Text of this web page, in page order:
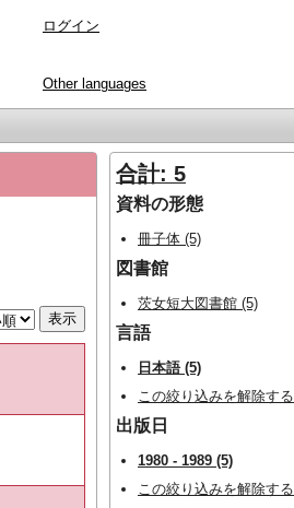
ログイン
Other languages
合計: 5
資料の形態
冊子体 (5)
図書館
茨女短大図書館 (5)
言語
日本語 (5)
この絞り込みを解除する
出版日
1980 - 1989 (5)
この絞り込みを解除する